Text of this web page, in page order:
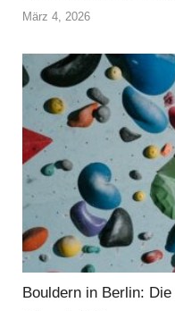
März 4, 2026
Bouldern in Berlin: